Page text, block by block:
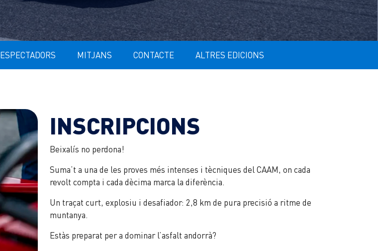
ESPECTADORS MITJANS CONTACTE ALTRES EDICIONS
INSCRIPCIONS
Beixalís no perdona!
Suma’t a una de les proves més intenses i tècniques del CAAM, on cada
revolt compta i cada dècima marca la diferència.
Un traçat curt, explosiu i desafiador: 2,8 km de pura precisió a ritme de
muntanya.
Estàs preparat per a dominar l’asfalt andorrà?